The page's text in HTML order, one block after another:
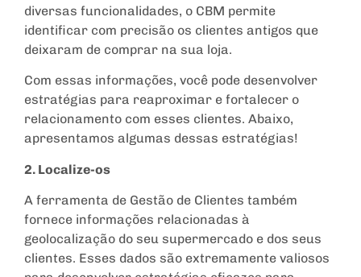
diversas funcionalidades, o CBM permite
identificar com precisão os clientes antigos que
deixaram de comprar na sua loja.
Com essas informações, você pode desenvolver
estratégias para reaproximar e fortalecer o
relacionamento com esses clientes. Abaixo,
apresentamos algumas dessas estratégias!
2. Localize-os
A ferramenta de Gestão de Clientes também
fornece informações relacionadas à
geolocalização do seu supermercado e dos seus
clientes. Esses dados são extremamente valiosos